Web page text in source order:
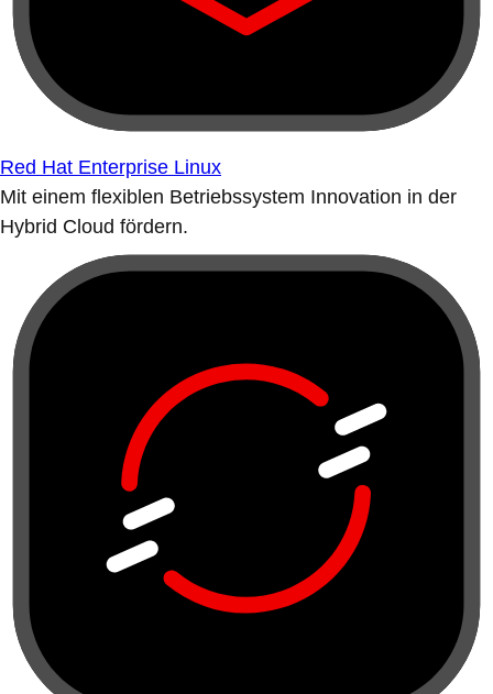
Red Hat Enterprise Linux
Mit einem flexiblen Betriebssystem Innovation in der
Hybrid Cloud fördern.